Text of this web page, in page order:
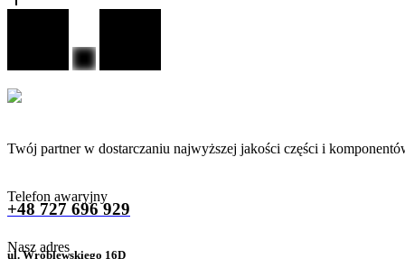
Twój partner w dostarczaniu najwyższej jakości części i
Telefon awaryjny
+48 727 696 929
Nasz adres
ul. Wróblewskiego 16D